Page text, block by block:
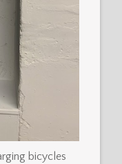
bicycles